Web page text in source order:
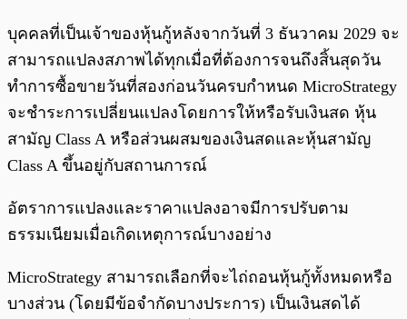
บุคคลที่เป็นเจ้าของหุ้นกู้หลังจากวันที่ 3 ธันวาคม 2029 จะ
สามารถแปลงสภาพได้ทุกเมื่อที่ต้องการจนถึงสิ้นสุดวัน
ทำการซื้อขายวันที่สองก่อนวันครบกำหนด MicroStrategy
จะชำระการเปลี่ยนแปลงโดยการให้หรือรับเงินสด หุ้น
สามัญ Class A หรือส่วนผสมของเงินสดและหุ้นสามัญ
Class A ขึ้นอยู่กับสถานการณ์
อัตราการแปลงและราคาแปลงอาจมีการปรับตาม
ธรรมเนียมเมื่อเกิดเหตุการณ์บางอย่าง
MicroStrategy สามารถเลือกที่จะไถ่ถอนหุ้นกู้ทั้งหมดหรือ
บางส่วน (โดยมีข้อจำกัดบางประการ) เป็นเงินสดได้